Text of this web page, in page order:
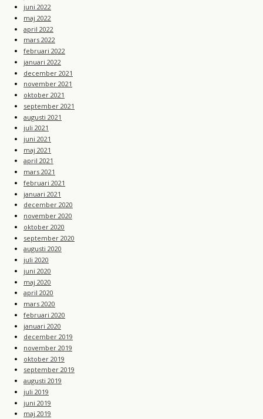
juni 2022
maj 2022
april 2022
mars 2022
februari 2022
januari 2022
december 2021
november 2021
oktober 2021
september 2021
augusti 2021
juli 2021
juni 2021
maj 2021
april 2021
mars 2021
februari 2021
januari 2021
december 2020
november 2020
oktober 2020
september 2020
augusti 2020
juli 2020
juni 2020
maj 2020
april 2020
mars 2020
februari 2020
januari 2020
december 2019
november 2019
oktober 2019
september 2019
augusti 2019
juli 2019
juni 2019
maj 2019